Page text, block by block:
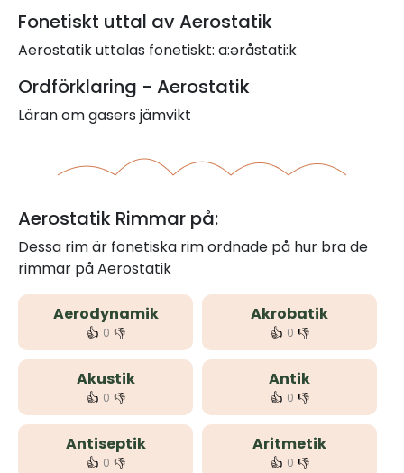
Fonetiskt uttal av Aerostatik
Aerostatik uttalas fonetiskt: a:əråstati:k
Ordförklaring - Aerostatik
Läran om gasers jämvikt
Aerostatik Rimmar på:
Dessa rim är fonetiska rim ordnade på hur bra de
rimmar på Aerostatik
Aerodynamik
👍 0 👎
Akrobatik
👍 0 👎
Akustik
👍 0 👎
Antik
👍 0 👎
Antiseptik
👍 0 👎
Aritmetik
👍 0 👎